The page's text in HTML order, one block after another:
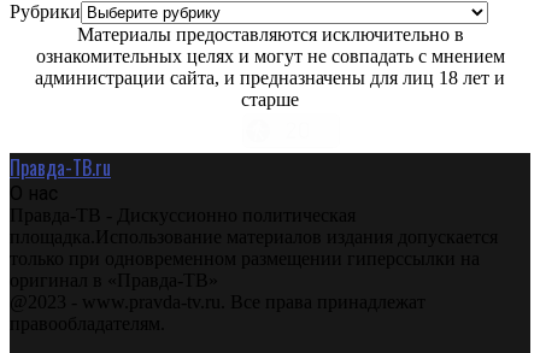
Рубрики
Материалы предоставляются исключительно в
ознакомительных целях и могут не совпадать с мнением
администрации сайта, и предназначены для лиц 18 лет и
старше
Правда-ТВ.ru
О нас
Правда-ТВ - Дискуссионно политическая
площадка.Использование материалов издания допускается
только при одновременном размещении гиперссылки на
оригинал в «Правда-ТВ»
@2023 - www.pravda-tv.ru. Все права принадлежат
правообладателям.